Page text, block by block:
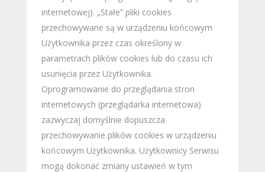
internetowej). „Stałe” pliki cookies
przechowywane są w urządzeniu końcowym
Użytkownika przez czas określony w
parametrach plików cookies lub do czasu ich
usunięcia przez Użytkownika.
Oprogramowanie do przeglądania stron
internetowych (przeglądarka internetowa)
zazwyczaj domyślnie dopuszcza
przechowywanie plików cookies w urządzeniu
końcowym Użytkownika. Użytkownicy Serwisu
mogą dokonać zmiany ustawień w tym